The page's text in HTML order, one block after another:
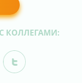
КОЛЛЕГАМИ: